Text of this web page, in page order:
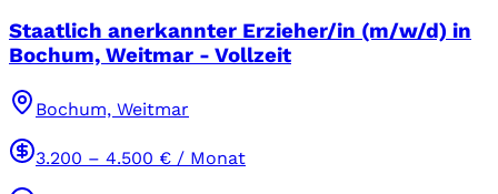
Staatlich anerkannter Erzieher/in (m/w/d) in
Bochum, Weitmar - Vollzeit
Bochum, Weitmar
3.200 – 4.500 € / Monat